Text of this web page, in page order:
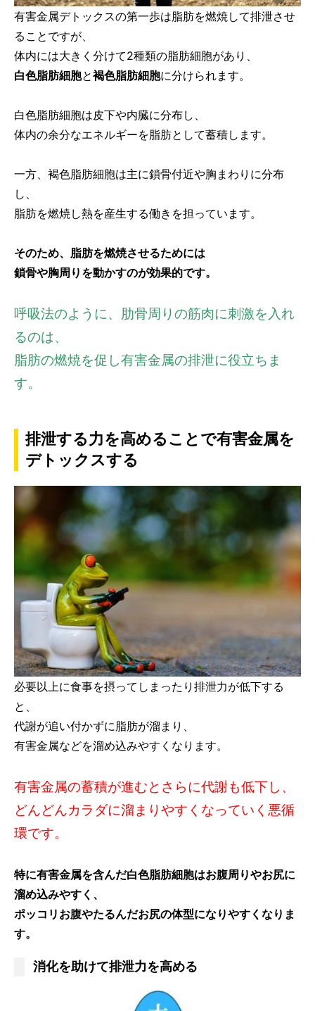
有害金属デトックスの第一歩は脂肪を燃焼して排泄させ
ることですが、
体内には大きく分けて2種類の脂肪細胞があり、
白色脂肪細胞と褐色脂肪細胞に分けられます。
白色脂肪細胞は皮下や内臓に分布し、
体内の余分なエネルギーを脂肪として蓄積します。
一方、褐色脂肪細胞は主に鎖骨付近や胸まわりに分布
し、
脂肪を燃焼し熱を産生する働きを担っています。
そのため、脂肪を燃焼させるためには
鎖骨や胸周りを動かすのが効果的です。
呼吸法のように、肋骨周りの筋肉に刺激を入れ
るのは、
脂肪の燃焼を促し有害金属の排泄に役立ちま
す。
排泄する力を高めることで有害金属を
デトックスする
必要以上に食事を摂ってしまったり排泄力が低下する
と、
代謝が追い付かずに脂肪が溜まり、
有害金属などを溜め込みやすくなります。
有害金属の蓄積が進むとさらに代謝も低下し、
どんどんカラダに溜まりやすくなっていく悪循
環です。
特に有害金属を含んだ白色脂肪細胞はお腹周りやお尻に
溜め込みやすく、
ポッコリお腹やたるんだお尻の体型になりやすくなりま
す。
消化を助けて排泄力を高める